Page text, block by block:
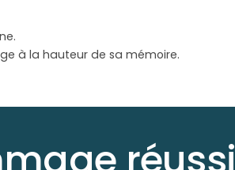
à la hauteur de sa mémoire.